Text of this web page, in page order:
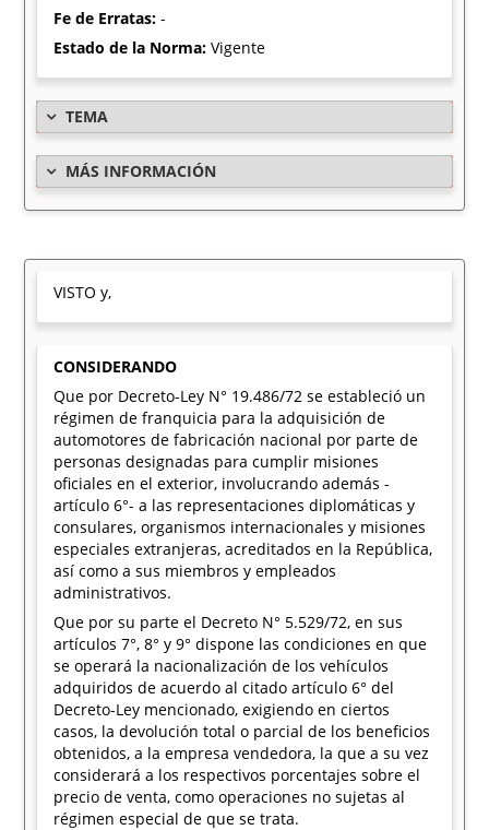
Fe de Erratas:-
Estado de la Norma:Vigente
TEMA
MÁS INFORMACIÓN
VISTO y,
CONSIDERANDO
Que por Decreto-Ley N° 19.486/72 se estableció un
régimen de franquicia para la adquisición de
automotores de fabricación nacional por parte de
personas designadas para cumplir misiones
oficiales en el exterior, involucrando además -
artículo 6°- a las representaciones diplomáticas y
consulares, organismos internacionales y misiones
especiales extranjeras, acreditados en la República,
así como a sus miembros y empleados
administrativos.
Que por su parte el Decreto N° 5.529/72, en sus
artículos 7°, 8° y 9° dispone las condiciones en que
se operará la nacionalización de los vehículos
adquiridos de acuerdo al citado artículo 6° del
Decreto-Ley mencionado, exigiendo en ciertos
casos, la devolución total o parcial de los beneficios
obtenidos, a la empresa vendedora, la que a su vez
considerará a los respectivos porcentajes sobre el
precio de venta, como operaciones no sujetas al
régimen especial de que se trata.